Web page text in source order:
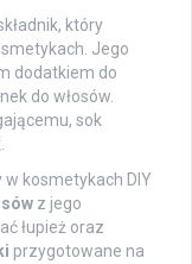
który
Jego
dodatkiem do
do włosów.
sok
kosmetykach DIY
z jego
łupież oraz
przygotowane na